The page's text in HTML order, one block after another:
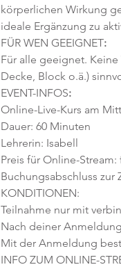
körperlichen Wirkung
ideale Ergänzung zu
FÜR WEN GEEIGNET:
Für alle geeignet.
Decke, Block o.ä.)
EVENT-INFOS:
Online-Live-Kurs am
Dauer: 60 Minuten
Lehrerin: Isabell
Preis für Online-
Buchungsabschluss zur
KONDITIONEN:
Teilnahme nur mit
Nach deiner
Mit der Anmeldung
INFO ZUM ONLINE-